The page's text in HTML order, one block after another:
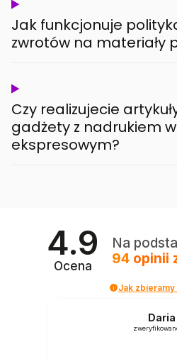
Jak funkcjonuje
zwrotów na materiały
Czy realizujecie
gadżety z nadrukiem
ekspresowym?
4.9
Ocena
Na
94 opinii
Jak zbieramy
Daria